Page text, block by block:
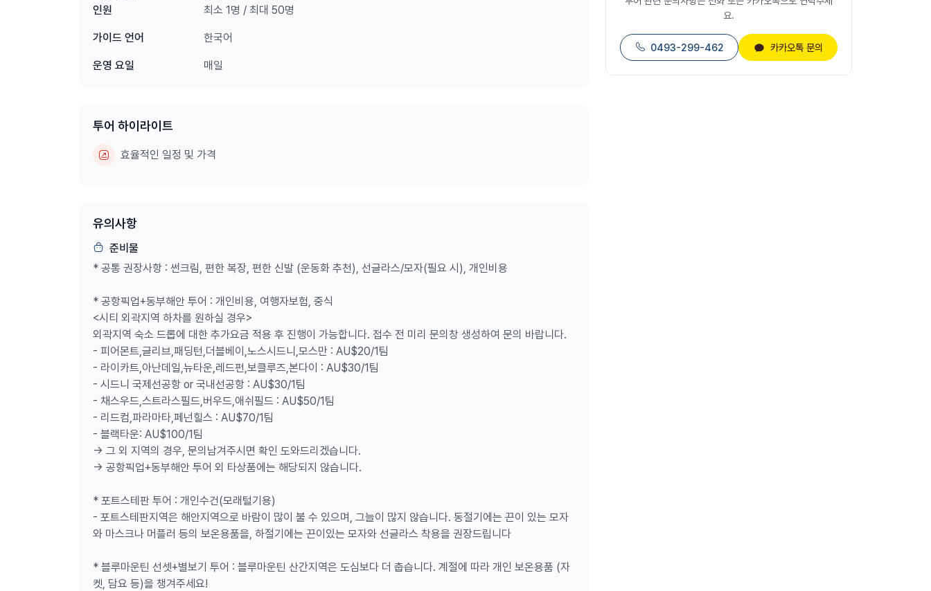
📌 공항픽업+동부해안: 시드니 첫날, 체력 아끼기!
✈️ 공항픽업
시드니, 10시간 걸려 도착은 했는데 호텔 체크인이.... 3시?! 크고작은 캐리어, 때로는 아이들까지 동반하고 갈길
이 막막할 여러분을 위한 투어! 공항에서 가이드님과 미팅하고, 짐은 차량에 실으세요.
시드니 동부의 대표적인 해변 본다이 비치에서 바다 감성도 만끽하고, 시드니 하면 빼놓을 수 없는 본다이 아이스
버그 락풀도 찾아보세요!
🧗‍♀️ 왓슨스베이&갭팍
뻥 뚫려요.
🏘️ 더들리 페이지
인원
최소 1명 / 최대 50명
가이드 언어 한국어
운영 요일 매일
투어 하이라이트
효율적인 일정 및 가격
유의사항
준비물
* 공통 권장사항 : 썬크림, 편한 복장, 편한 신발 (운동화 추천), 선글라스/모자(필요 시), 개인비용
* 공항픽업+동부해안 투어 : 개인비용, 여행자보험, 중식
<시티 외곽지역 하차를 원하실 경우>
외곽지역 숙소 드롭에 대한 추가요금 적용 후 진행이 가능합니다. 접수 전 미리 문의창 생성하여 문의 바랍니다.
- 피어몬트,글리브,패딩턴,더블베이,노스시드니,모스만 : AU$20/1팀
- 라이카트,아난데일,뉴타운,레드펀,보클루즈,본다이 : AU$30/1팀
- 시드니 국제선공항 or 국내선공항 : AU$30/1팀
- 채스우드,스트라스필드,버우드,애쉬필드 : AU$50/1팀
- 리드컴,파라마타,페넌힐스 : AU$70/1팀
- 블랙타운: AU$100/1팀
-> 그 외 지역의 경우, 문의남겨주시면 확인 도와드리겠습니다.
-> 공항픽업+동부해안 투어 외 타상품에는 해당되지 않습니다.
* 포트스테판 투어 : 개인수건(모래털기용)
- 포트스테판지역은 해안지역으로 바람이 많이 불 수 있으며, 그늘이 많지 않습니다. 동절기에는 끈이 있는 모자
와 마스크나 머플러 등의 보온용품을, 하절기에는 끈이있는 모자와 선글라스 착용을 권장드립니다
* 블루마운틴 선셋+별보기 투어 : 블루마운틴 산간지역은 도심보다 더 춥습니다. 계절에 따라 개인 보온용품 (자
켓, 담요 등)을 챙겨주세요!
요.
0493-299-462 카카오톡 문의